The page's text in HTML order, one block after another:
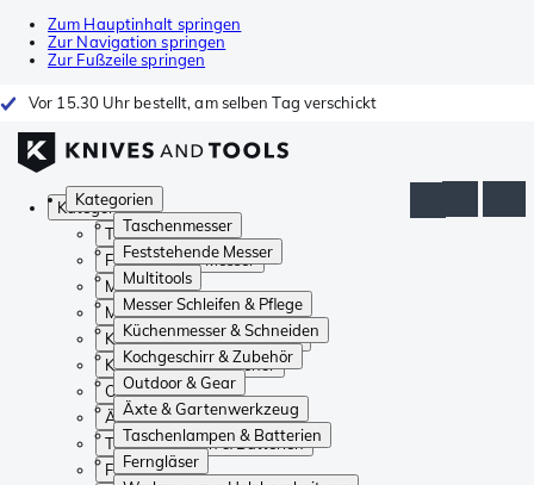
Zum Hauptinhalt springen
Zur Navigation springen
Zur Fußzeile springen
Vor 15.30 Uhr bestellt, am selben Tag verschickt
Kategorien
Taschenmesser
Feststehende Messer
Multitools
Messer Schleifen & Pflege
Küchenmesser & Schneiden
Kochgeschirr & Zubehör
Outdoor & Gear
Äxte & Gartenwerkzeug
Taschenlampen & Batterien
Ferngläser
Kategorien
Taschenmesser
Feststehende Messer
Multitools
Messer Schleifen & Pflege
Küchenmesser & Schneiden
Kochgeschirr & Zubehör
Outdoor & Gear
Äxte & Gartenwerkzeug
Taschenlampen & Batterien
Ferngläser